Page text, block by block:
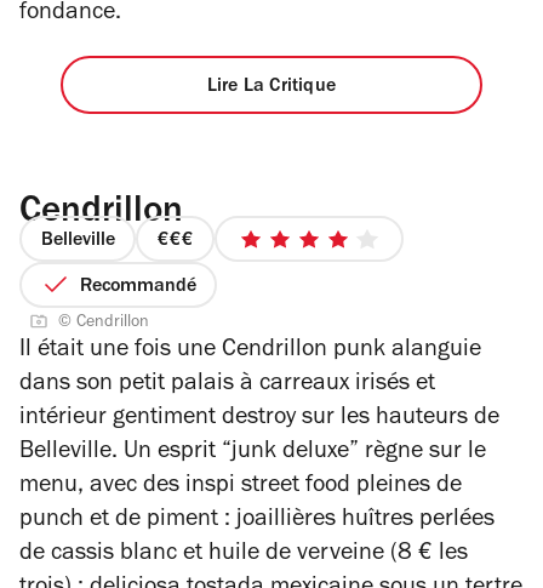
fondance.
Lire La Critique
Cendrillon
Belleville
prix
3
4
4
étoiles
Recommandé
© Cendrillon
Il était une fois une Cendrillon punk alanguie
dans son petit palais à carreaux irisés et
intérieur gentiment destroy sur les hauteurs de
Belleville. Un esprit “junk deluxe” règne sur le
menu, avec des inspi street food pleines de
punch et de piment : joaillières huîtres perlées
de cassis blanc et huile de verveine (8 € les